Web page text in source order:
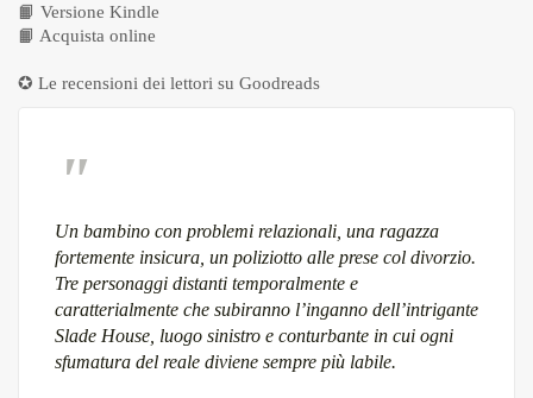
📙 Versione Kindle
📙 Acquista online
✪ Le recensioni dei lettori su Goodreads
Un bambino con problemi relazionali, una ragazza
fortemente insicura, un poliziotto alle prese col divorzio.
Tre personaggi distanti temporalmente e
caratterialmente che subiranno l’inganno dell’intrigante
Slade House, luogo sinistro e conturbante in cui ogni
sfumatura del reale diviene sempre più labile.